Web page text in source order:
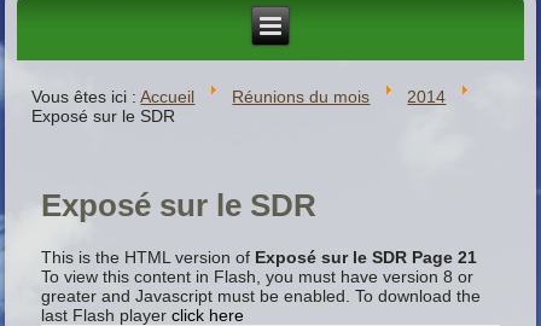
Vous êtes ici :Accueil Réunions du mois
2014
Exposé sur le SDR
Exposé sur le SDR
This is the HTML version of Exposé sur le SDR Page 21
To view this content in Flash, you must have version 8 or
greater and Javascript must be enabled. To download the
last Flash playerclick here